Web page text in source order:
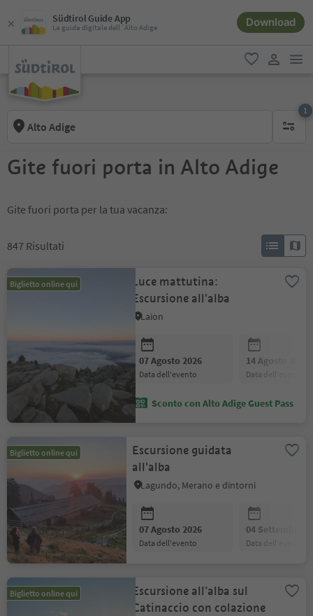
Südtirol Guide App
La guida digitale dell´Alto Adige Download
favoriti
Alto Adige
1
1 filtro
Gite fuori porta in Alto Adige
Gite fuori porta per la tua vacanza:
847 Risultati
Biglietto online qui
Luce mattutina:
Escursione all'alba
Laion
07 Agosto 2026
data dell'evento
14 Agosto 2026
data dell'evento
Sconto con Alto Adige Guest Pass
Biglietto online qui
Escursione guidata
all'alba
Lagundo, Merano e dintorni
07 Agosto 2026
data dell'evento
04 Settembre
data dell'evento
Biglietto online qui
Escursione all’alba sul
Catinaccio con colazione